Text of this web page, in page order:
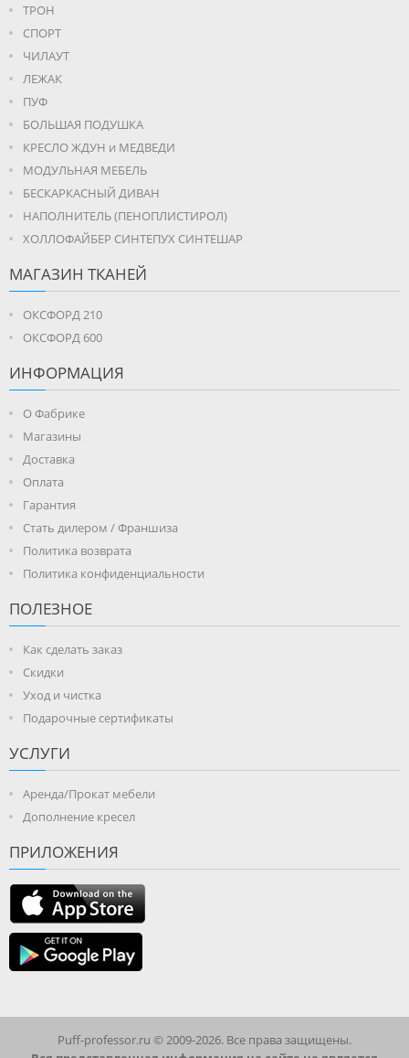
ТРОН
СПОРТ
ЧИЛАУТ
ЛЕЖАК
ПУФ
БОЛЬШАЯ ПОДУШКА
КРЕСЛО ЖДУН и МЕДВЕДИ
МОДУЛЬНАЯ МЕБЕЛЬ
БЕСКАРКАСНЫЙ ДИВАН
НАПОЛНИТЕЛЬ (ПЕНОПЛИСТИРОЛ)
ХОЛЛОФАЙБЕР СИНТЕПУХ СИНТЕШАР
МАГАЗИН ТКАНЕЙ
ОКСФОРД 210
ОКСФОРД 600
ИНФОРМАЦИЯ
О Фабрике
Магазины
Доставка
Оплата
Гарантия
Стать дилером / Франшиза
Политика возврата
Политика конфиденциальности
ПОЛЕЗНОЕ
Как сделать заказ
Скидки
Уход и чистка
Подарочные сертификаты
УСЛУГИ
Аренда/Прокат мебели
Дополнение кресел
ПРИЛОЖЕНИЯ
Puff-professor.ru © 2009-2026. Все права защищены.